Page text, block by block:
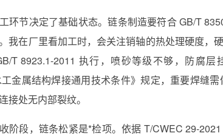
环节决定了基础状态。链条制造要符合 GB/T
我在厂里看加工时，会关注销轴的热处理硬度，
T 8923.1-2011 执行，喷砂等级不够，防腐
金属结构焊接通用技术条件》规定，重要焊缝
接处无内部裂纹。
阶段，链条松紧是*检项。依据 T/CWEC 29-